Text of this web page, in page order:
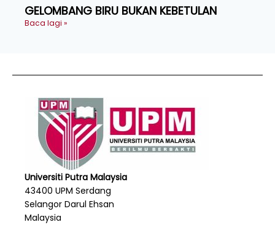
GELOMBANG BIRU BUKAN KEBETULAN
Baca lagi »
Universiti Putra Malaysia
43400 UPM Serdang
Selangor Darul Ehsan
Malaysia